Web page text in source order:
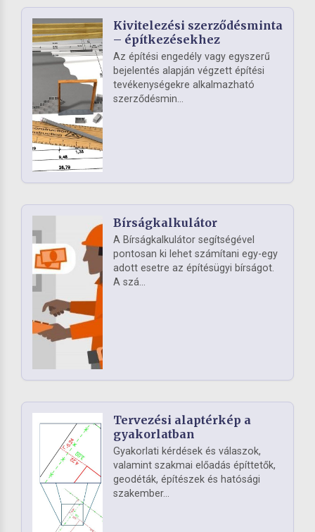
Kivitelezési szerződésminta
– építkezésekhez
Az építési engedély vagy egyszerű
bejelentés alapján végzett építési
tevékenységekre alkalmazható
szerződésmin...
Bírságkalkulátor
A Bírságkalkulátor segítségével
pontosan ki lehet számítani egy-egy
adott esetre az építésügyi bírságot.
A szá...
Tervezési alaptérkép a
gyakorlatban
Gyakorlati kérdések és válaszok,
valamint szakmai előadás építtetők,
geodéták, építészek és hatósági
szakember...